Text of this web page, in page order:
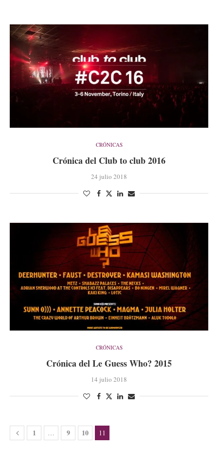
CRÓNICAS
Crónica del Club to club 2016
24 julio 2018
CRÓNICAS
Crónica del Le Guess Who? 2015
14 julio 2018
1 … 9 10 11